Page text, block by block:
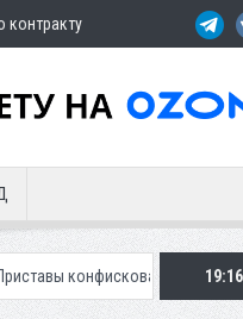
контракту
двух бурых медведей у